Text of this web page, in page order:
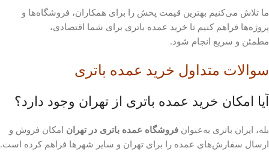
ما تلاش می‌کنیم بهترین قیمت پخش را برای همکاران، فروشگاه‌ها و
پروژه‌ها فراهم کنیم تا خرید عمده باتری برای شما اقتصادی،
مطمئن و سریع انجام شود.
سوالات متداول خرید عمده باتری
آیا امکان خرید عمده باتری از تهران وجود دارد؟
بله، ایران باتری به‌عنوان فروشگاه عمده باتری در تهران امکان فروش و
ارسال سفارش‌های عمده را برای تهران و سایر شهرها فراهم کرده است.